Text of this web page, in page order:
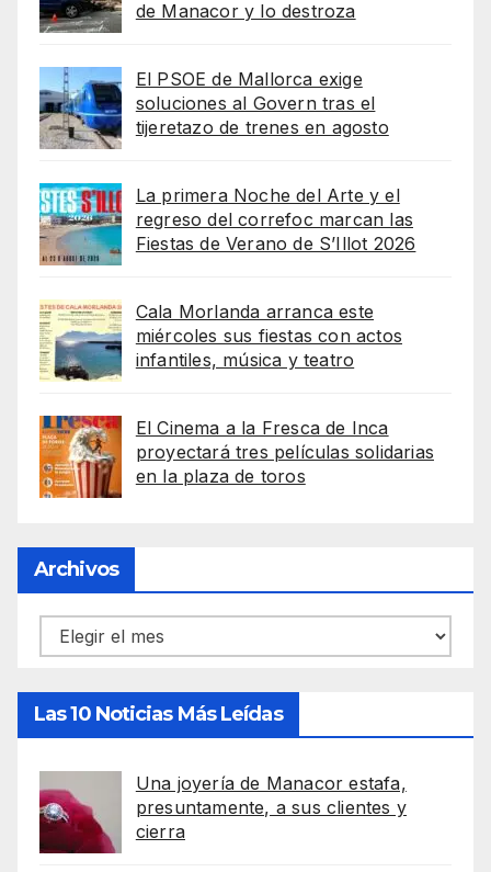
de Manacor y lo destroza
El PSOE de Mallorca exige
soluciones al Govern tras el
tijeretazo de trenes en agosto
La primera Noche del Arte y el
regreso del correfoc marcan las
Fiestas de Verano de S’Illot 2026
Cala Morlanda arranca este
miércoles sus fiestas con actos
infantiles, música y teatro
El Cinema a la Fresca de Inca
proyectará tres películas solidarias
en la plaza de toros
Archivos
Archivos
Las 10 Noticias Más Leídas
Una joyería de Manacor estafa,
presuntamente, a sus clientes y
cierra